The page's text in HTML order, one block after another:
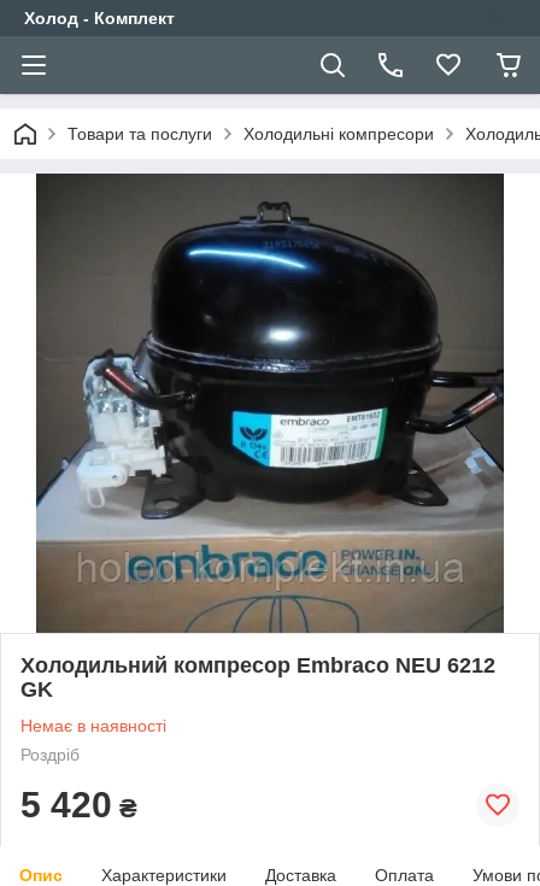
Холод - Комплект
Товари та послуги Холодильні компресори
Холодильний компресор Embraco NEU 6212
GK
Немає в наявності
Роздріб
5 420 ₴
Опис Характеристики Доставка Оплата Умови